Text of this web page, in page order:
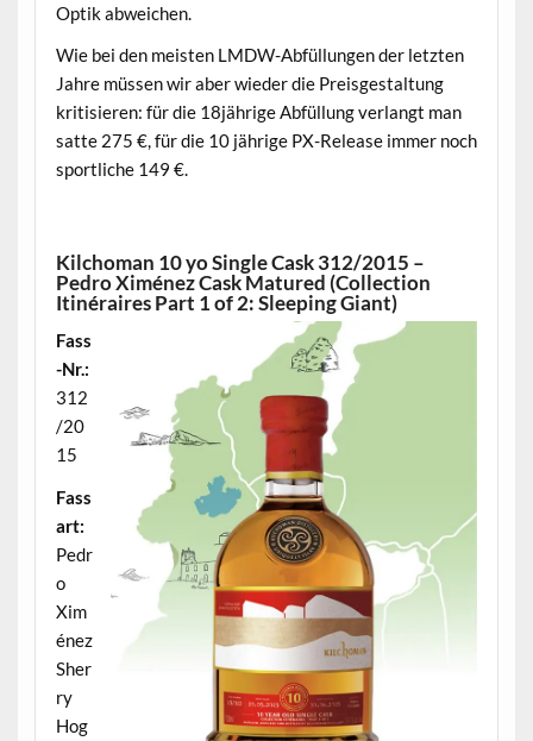
Optik abweichen.
Wie bei den meisten LMDW-Abfüllungen der letzten
Jahre müssen wir aber wieder die Preisgestaltung
kritisieren: für die 18jährige Abfüllung verlangt man
satte 275 €, für die 10 jährige PX-Release immer noch
sportliche 149 €.
Kilchoman 10 yo Single Cask 312/2015 –
Pedro Ximénez Cask Matured (Collection
Itinéraires Part 1 of 2: Sleeping Giant)
Fass
-Nr.:
312
/20
15
Fass
art:
Pedr
o
Xim
énez
Sher
ry
Hog